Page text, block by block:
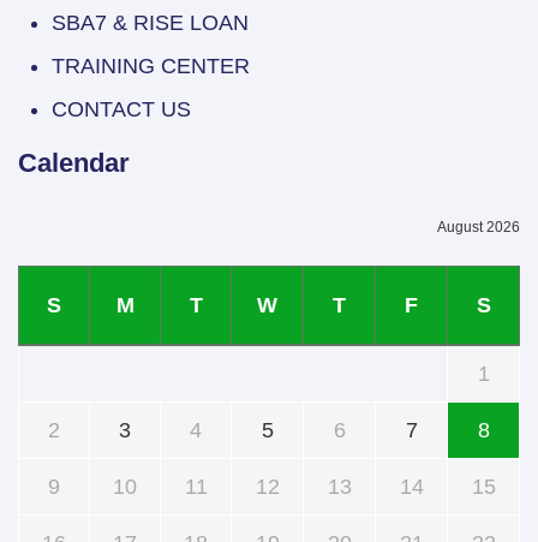
SBA7 & RISE LOAN
TRAINING CENTER
CONTACT US
Calendar
August 2026
S M T W T F S
1
2 3 4 5 6 7 8
9 10 11 12 13 14 15